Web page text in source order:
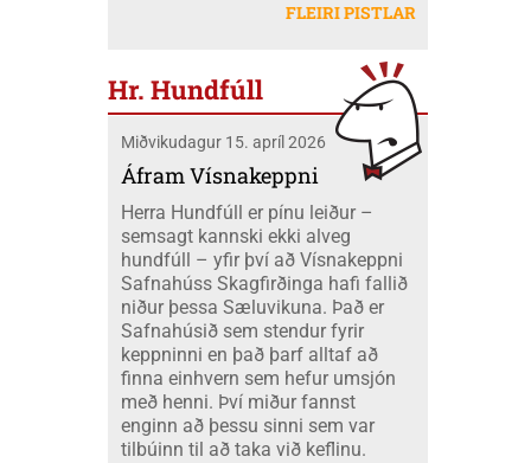
peningum. Væri ekki nær að nota þá
Mobeck kl. 15:00. Auk þess verður boðið
Borghildi Óskarsdóttur, Ósk
Vilhjálmsdóttur og Huldu Ragnhildi
létu sig ekki vanta þangað og fóru átta
Við áttum einnig fólk í fjölskyldubúðum,
fengum aukahendur til að aðstoða í
"matartjaldinu" og síðan komu margir úr
félaginu okkar í heimsókn til okkar á
opna deginum. Landsmót skáta er
stærsti viðburður skátahreyfingarinnar
og voru að þessu sinni um 1100
þátttakendur frá fjöldamörgum þjóðum
en flestir af erlendu skátunum komu frá
Kanada eða um 400 skátar.
FLEIRI PISTLAR
Hr. Hundfúll
Miðvikudagur 15. apríl 2026
Áfram Vísnakeppni
Herra Hundfúll er pínu leiður –
semsagt kannski ekki alveg
hundfúll – yfir því að Vísnakeppni
Safnahúss Skagfirðinga hafi fallið
niður þessa Sæluvikuna. Það er
Safnahúsið sem stendur fyrir
keppninni en það þarf alltaf að
finna einhvern sem hefur umsjón
með henni. Því miður fannst
enginn að þessu sinni sem var
tilbúinn til að taka við keflinu.